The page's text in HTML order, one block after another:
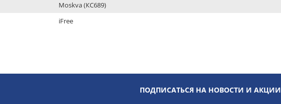
Moskva (КС689)
iFree
ПОДПИСАТЬСЯ НА НОВОСТИ И АКЦИИ